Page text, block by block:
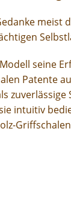
meist
seine
Patente
intuitiv